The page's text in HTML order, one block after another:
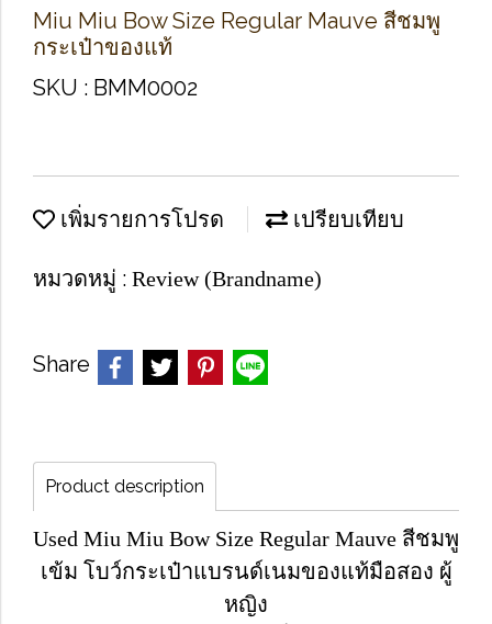
Miu Miu Bow Size Regular Mauve สีชมพู
กระเป๋าของแท้
SKU : BMM0002
เพิ่มรายการโปรด เปรียบเทียบ
หมวดหมู่ : Review (Brandname)
Share
Product description
Used Miu Miu Bow Size Regular Mauve สีชมพู
เข้ม โบว์กระเป๋าแบรนด์เนมของแท้มือสอง ผู้
หญิง